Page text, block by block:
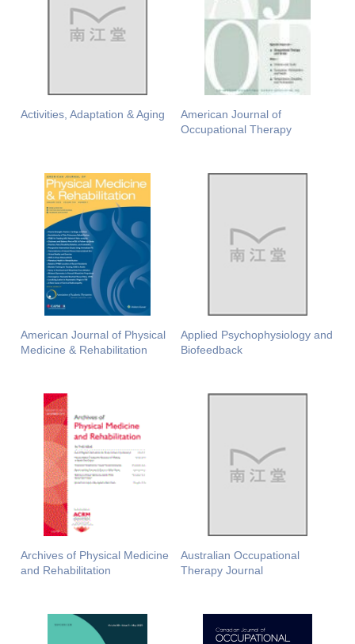
Activities, Adaptation & Aging
American Journal of
Occupational Therapy
American Journal of Physical
Medicine & Rehabilitation
Applied Psychophysiology and
Biofeedback
Archives of Physical Medicine
and Rehabilitation
Australian Occupational
Therapy Journal